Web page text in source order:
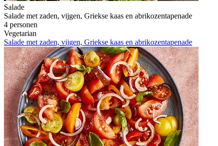
Salade
Salade met zaden, vijgen, Griekse kaas en abrikozentapenade
4 personen
Vegetarian
Salade met zaden, vijgen, Griekse kaas en abrikozentapenade